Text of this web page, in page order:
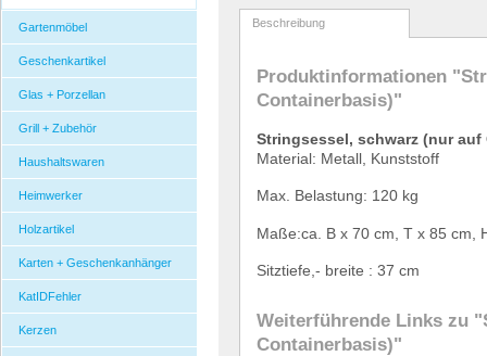
Gartenmöbel
Geschenkartikel
Glas + Porzellan
Grill + Zubehör
Haushaltswaren
Heimwerker
Holzartikel
Karten + Geschenkanhänger
KatIDFehler
Kerzen
Beschreibung
Produktinformationen
Containerbasis)"
Stringsessel, schwarz(nur auf
Material: Metall, Kunststoff
Max. Belastung: 120 kg
Maße:ca. B x 70 cm, T x 85 cm,
Sitztiefe,- breite : 37 cm
Weiterführende Links zu
Containerbasis)"